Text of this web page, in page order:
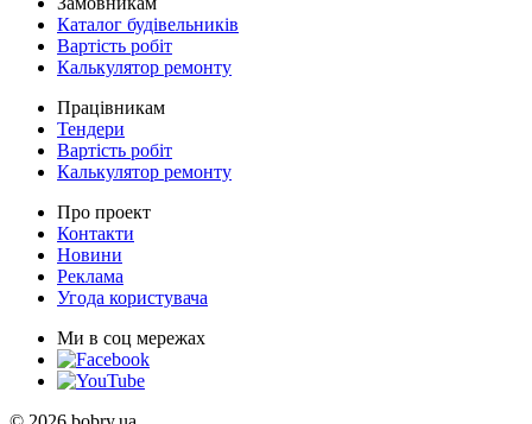
Каталог будівельників
Вартість робіт
Калькулятор ремонту
Працівникам
Тендери
Вартість робіт
Калькулятор ремонту
Про проект
Контакти
Новини
Реклама
Угода користувача
Ми в соц мережах